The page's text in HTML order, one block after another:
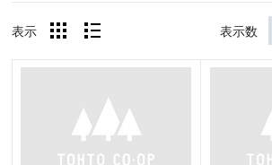
表示 表示数